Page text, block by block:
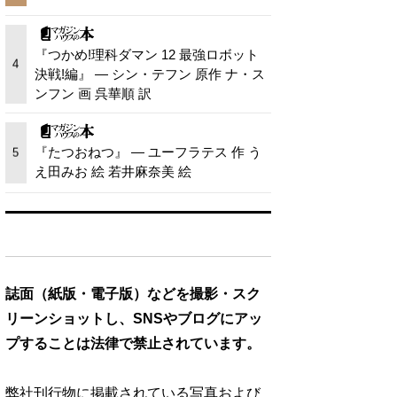
4
『つかめ!理科ダマン 12 最強ロボット
決戦!編』 — シン・テフン 原作 ナ・ス
ンフン 画 呉華順 訳
5
『たつおねつ』 — ユーフラテス 作 う
え田みお 絵 若井麻奈美 絵
誌面（紙版・電子版）などを撮影・スク
リーンショットし、SNSやブログにアッ
プすることは法律で禁止されています。
弊社刊行物に掲載されている写真および